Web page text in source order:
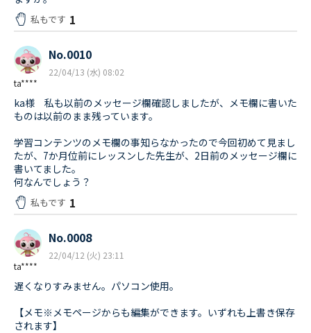
私もです 1
ta****
No.0010
22/04/13 (水) 08:02
ka様 私も以前のメッセージ欄確認しましたが、メモ欄に書いた
ものは以前のまま残っています。
学習コンテンツのメモ欄の事知らなかったので今回初めて見まし
たが、7か月位前にレッスンした先生が、2日前のメッセージ欄に
書いてました。
何なんでしょう？
私もです 1
ta****
No.0008
22/04/12 (火) 23:11
遅くなりすみません。パソコン使用。
【メモ※メモページからも編集ができます。いずれも上書き保存
されます】